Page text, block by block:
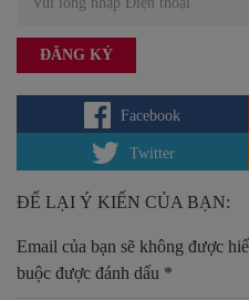
Facebook
Twitter
ĐỂ LẠI Ý KIẾN CỦA BẠN:
Email của bạn sẽ không được
buộc được đánh dấu *